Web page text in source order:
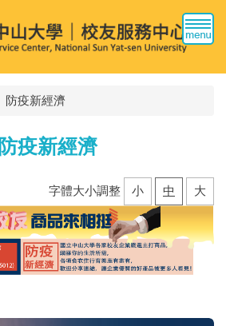
防疫新經濟
防疫新經濟
字體大小調整 小 中 大